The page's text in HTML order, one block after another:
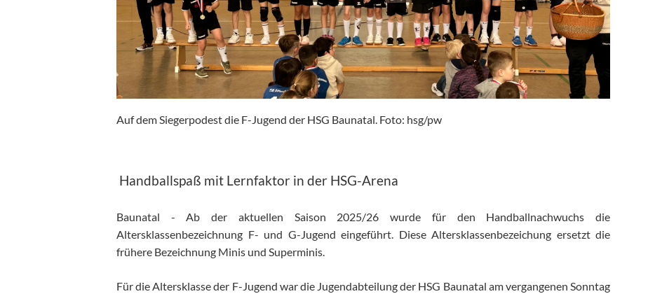
Auf dem Siegerpodest die F-Jugend der HSG Baunatal. Foto: hsg/pw
Handballspaß mit Lernfaktor in der HSG-Arena
Baunatal - Ab der aktuellen Saison 2025/26 wurde für den Handballnachwuchs die
Altersklassenbezeichnung F- und G-Jugend eingeführt. Diese Altersklassenbezeichung ersetzt die
frühere Bezeichnung Minis und Superminis.
Für die Altersklasse der F-Jugend war die Jugendabteilung der HSG Baunatal am vergangenen Sonntag